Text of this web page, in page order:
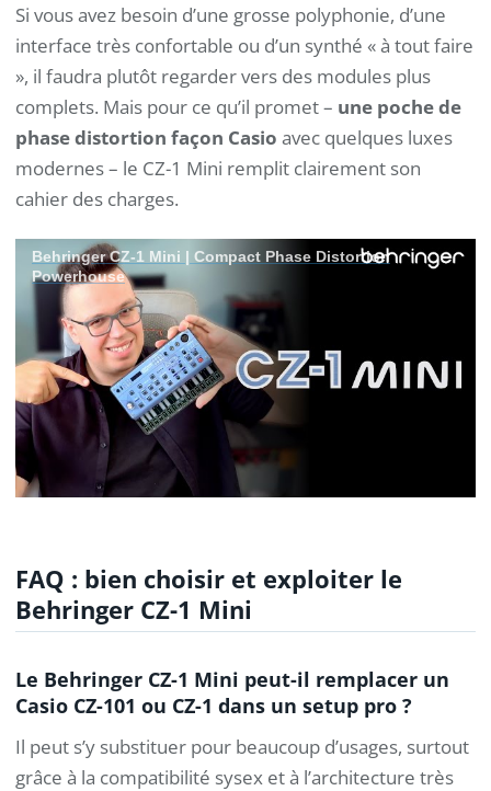
Si vous avez besoin d’une grosse polyphonie, d’une
interface très confortable ou d’un synthé « à tout faire
», il faudra plutôt regarder vers des modules plus
complets. Mais pour ce qu’il promet – une poche de
phase distortion façon Casio avec quelques luxes
modernes – le CZ-1 Mini remplit clairement son
cahier des charges.
Behringer CZ-1 Mini | Compact Phase Distortion
Powerhouse
FAQ : bien choisir et exploiter le
Behringer CZ-1 Mini
Le Behringer CZ-1 Mini peut-il remplacer un
Casio CZ-101 ou CZ-1 dans un setup pro ?
Il peut s’y substituer pour beaucoup d’usages, surtout
grâce à la compatibilité sysex et à l’architecture très